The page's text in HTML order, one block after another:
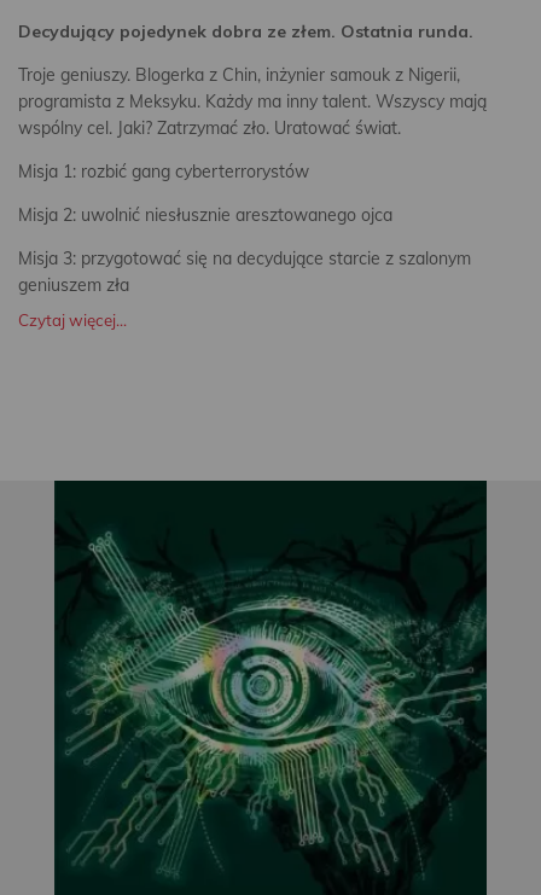
Decydujący pojedynek dobra ze złem. Ostatnia runda.
Troje geniuszy. Blogerka z Chin, inżynier samouk z Nigerii,
programista z Meksyku. Każdy ma inny talent. Wszyscy mają
wspólny cel. Jaki? Zatrzymać zło. Uratować świat.
Misja 1: rozbić gang cyberterrorystów
Misja 2: uwolnić niesłusznie aresztowanego ojca
Misja 3: przygotować się na decydujące starcie z szalonym
geniuszem zła
Czytaj więcej...